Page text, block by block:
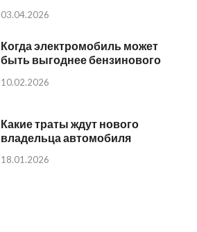
03.04.2026
Когда электромобиль может
быть выгоднее бензинового
10.02.2026
Какие траты ждут нового
владельца автомобиля
18.01.2026